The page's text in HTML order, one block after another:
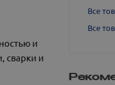
и
сварки и
Все
Все